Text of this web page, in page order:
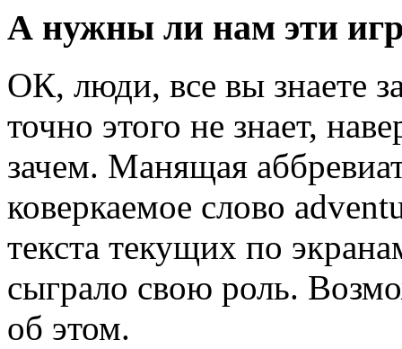
А нужны ли нам эти
ОК, люди, все вы знаете
точно этого не знает,
зачем. Манящая
коверкаемое слово
текста текущих по
сыграло свою роль.
об этом.